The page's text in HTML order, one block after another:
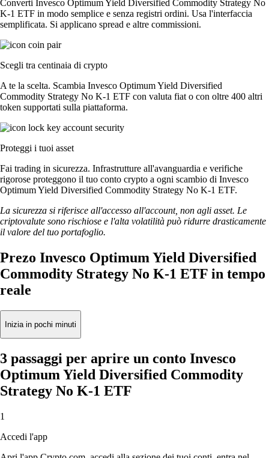
Converti Invesco Optimum Yield Diversified Commodity Strategy No
K-1 ETF in modo semplice e senza registri ordini. Usa l'interfaccia
semplificata. Si applicano spread e altre commissioni.
Scegli tra centinaia di crypto
A te la scelta. Scambia Invesco Optimum Yield Diversified
Commodity Strategy No K-1 ETF con valuta fiat o con oltre 400 altri
token supportati sulla piattaforma.
Proteggi i tuoi asset
Fai trading in sicurezza. Infrastrutture all'avanguardia e verifiche
rigorose proteggono il tuo conto crypto a ogni scambio di Invesco
Optimum Yield Diversified Commodity Strategy No K-1 ETF.
La sicurezza si riferisce all'accesso all'account, non agli asset. Le
criptovalute sono rischiose e l'alta volatilità può ridurre drasticamente
il valore del tuo portafoglio.
Prezo Invesco Optimum Yield Diversified
Commodity Strategy No K-1 ETF in tempo
reale
Inizia in pochi minuti
3 passaggi per aprire un conto Invesco
Optimum Yield Diversified Commodity
Strategy No K-1 ETF
1
Accedi l'app